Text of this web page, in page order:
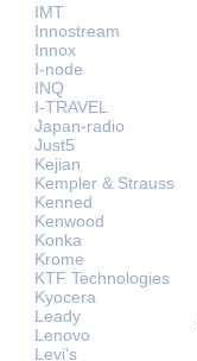
IMT
Innostream
Innox
I-node
INQ
I-TRAVEL
Japan-radio
Just5
Kejian
Kempler & Strauss
Kenned
Kenwood
Konka
Krome
KTF Technologies
Kyocera
Leady
Lenovo
Levi's